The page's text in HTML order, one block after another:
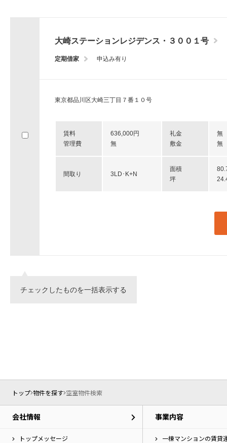
大崎ステーションレジデンス・３００１号
定期借家 申込み有り
東京都品川区大崎三丁目７番１０号
賃料
管理費
636,000円
無
礼金
敷金
無
無
間取り 3LD･K+N
面積
坪
チェックしたものを一括表示する
トップ 物件を探す 空室物件検索
会社情報
トップメッセージ
事業内容
一棟マンションの賃貸